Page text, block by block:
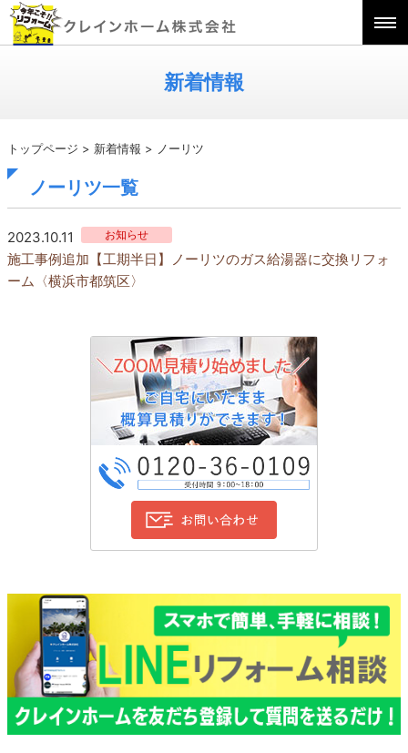
新着情報
トップページ > 新着情報 > ノーリツ
ノーリツ一覧
2023.10.11 お知らせ
施工事例追加【工期半日】ノーリツのガス給湯器に交換リフォ
ーム〈横浜市都筑区〉